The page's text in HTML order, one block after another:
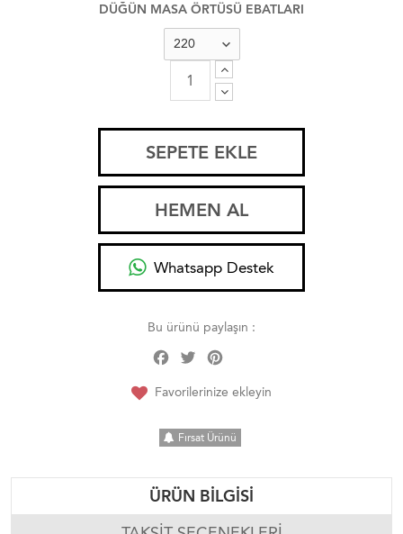
DÜĞÜN MASA ÖRTÜSÜ EBATLARI
SEPETE EKLE
HEMEN AL
Whatsapp Destek
Bu ürünü paylaşın :
Facebook
Twitter
Favorilerinize ekleyin
Fırsat Ürünü
ÜRÜN BILGISI